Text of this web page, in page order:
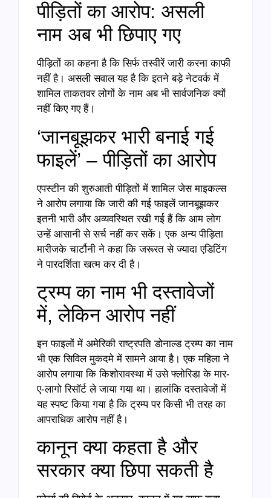
पीड़ितों का आरोप: असली
नाम अब भी छिपाए गए
पीड़ितों का कहना है कि सिर्फ तस्वीरें जारी करना काफी
नहीं है। असली सवाल यह है कि इतने बड़े नेटवर्क में
शामिल ताकतवर लोगों के नाम अब भी सार्वजनिक क्यों
नहीं किए गए हैं।
‘जानबूझकर भारी बनाई गई
फाइलें’ – पीड़ितों का आरोप
एपस्टीन की शुरुआती पीड़ितों में शामिल जेस माइकल्स
ने आरोप लगाया कि जारी की गई फाइलें जानबूझकर
इतनी भारी और अव्यवस्थित रखी गई हैं कि आम लोग
उन्हें आसानी से सर्च नहीं कर सकें। एक अन्य पीड़िता
मारीजके चार्टौनी ने कहा कि जरूरत से ज्यादा एडिटिंग
ने पारदर्शिता खत्म कर दी है।
ट्रम्प का नाम भी दस्तावेजों
में, लेकिन आरोप नहीं
इन फाइलों में अमेरिकी राष्ट्रपति डोनाल्ड ट्रम्प का नाम
भी एक सिविल मुकदमे में सामने आया है। एक महिला ने
आरोप लगाया कि किशोरावस्था में उसे फ्लोरिडा के मार-
ए-लागो रिसॉर्ट ले जाया गया था। हालांकि दस्तावेजों में
यह स्पष्ट किया गया है कि ट्रम्प पर किसी भी तरह का
आपराधिक आरोप नहीं है।
कानून क्या कहता है और
सरकार क्या छिपा सकती है